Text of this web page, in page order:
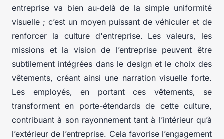
entreprise va bien au-delà de la simple uniformité
visuelle ; c’est un moyen puissant de véhiculer et de
renforcer la culture d'entreprise. Les valeurs, les
missions et la vision de l’entreprise peuvent être
subtilement intégrées dans le design et le choix des
vêtements, créant ainsi une narration visuelle forte.
Les employés, en portant ces vêtements, se
transforment en porte-étendards de cette culture,
contribuant à son rayonnement tant à l’intérieur qu’à
l’extérieur de l’entreprise. Cela favorise l’engagement